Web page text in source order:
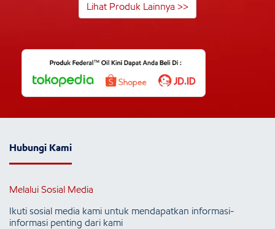
Lihat Produk Lainnya >>
Hubungi Kami
Melalui Sosial Media
Ikuti sosial media kami untuk mendapatkan informasi-
informasi penting dari kami